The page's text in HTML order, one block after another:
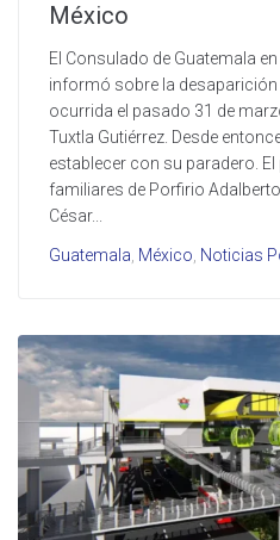
México
El Consulado de Guatemala
informó sobre la
ocurrida el pasado 31 de
Tuxtla Gutiérrez. Desde
establecer con su paradero. El
familiares de Porfirio
César...
Guatemala México Noticias